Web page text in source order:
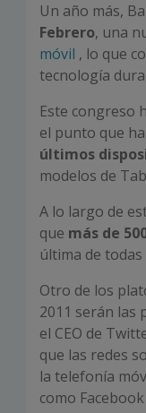
Un año más,
Febrero, una
móvil , lo que
tecnología
Este congreso
el punto que
últimos
modelos de
A lo largo de
que más de
última de
Otro de los
2011 serán las
el CEO de
que las redes
la telefonía
como